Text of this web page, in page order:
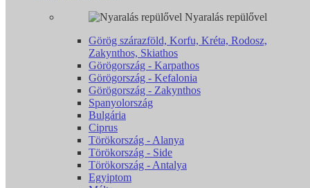
Nyaralás repülővel
Görög szárazföld, Korfu, Kréta, Rodosz,
Zakynthos, Skiathos
Görögország - Karpathos
Görögország - Kefalonia
Görögország - Zakynthos
Spanyolország
Bulgária
Ciprus
Törökország - Alanya
Törökország - Side
Törökország - Antalya
Egyiptom